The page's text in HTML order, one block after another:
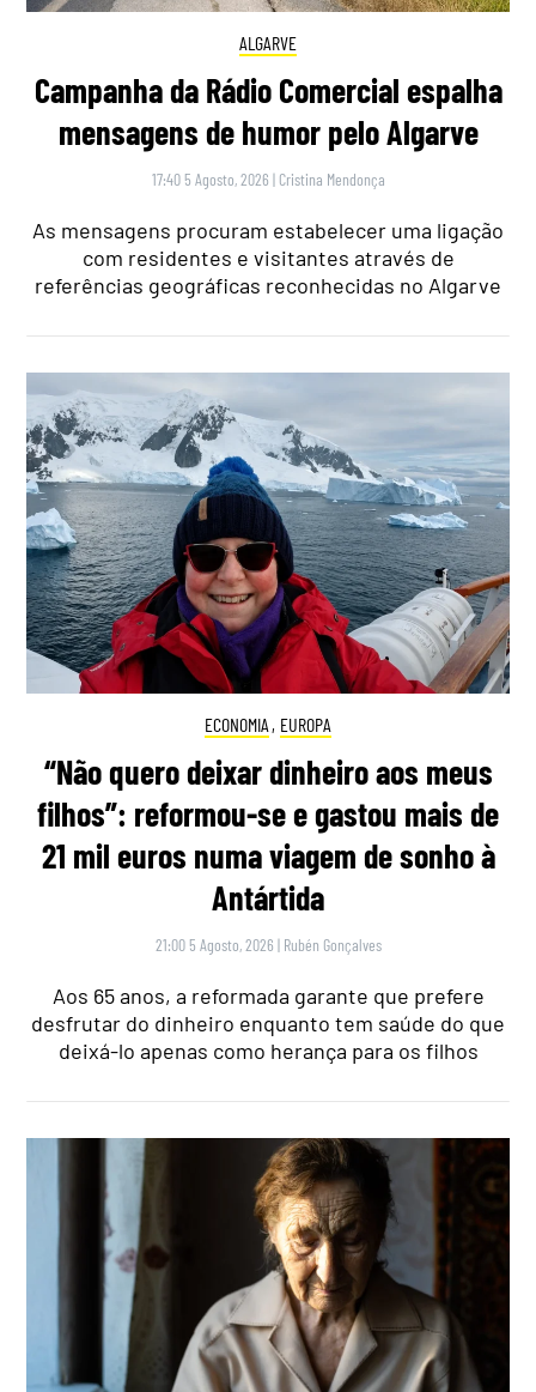
ALGARVE
Campanha da Rádio Comercial espalha
mensagens de humor pelo Algarve
17:40 5 Agosto, 2026 | Cristina Mendonça
As mensagens procuram estabelecer uma ligação
com residentes e visitantes através de
referências geográficas reconhecidas no Algarve
ECONOMIA , EUROPA
“Não quero deixar dinheiro aos meus
filhos”: reformou-se e gastou mais de
21 mil euros numa viagem de sonho à
Antártida
21:00 5 Agosto, 2026 | Rubén Gonçalves
Aos 65 anos, a reformada garante que prefere
desfrutar do dinheiro enquanto tem saúde do que
deixá-lo apenas como herança para os filhos